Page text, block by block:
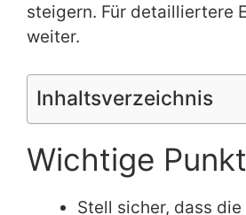
steigern. Für detailliertere
weiter.
Inhaltsverzeichnis
Wichtige
Stell sicher, dass